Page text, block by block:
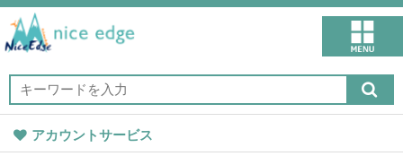
アカウントサービス